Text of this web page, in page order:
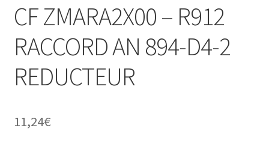
CF ZMARA2X00 – R912
RACCORD AN 894-D4-2
REDUCTEUR
11,24€